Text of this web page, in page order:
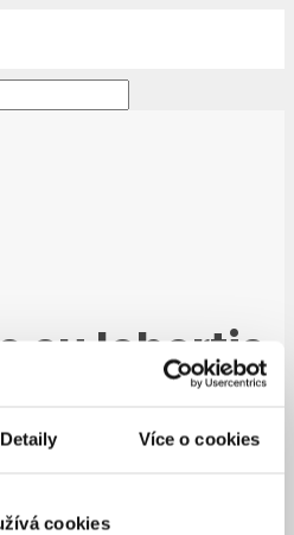
Detaily Více o cookies
cookies
eu lobortis